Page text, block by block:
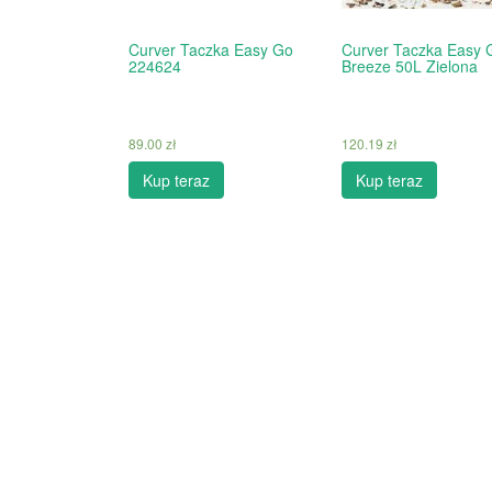
Curver Taczka Easy Go
224624
89.00 zł
Kup teraz
Curver Taczka Easy
Breeze 50L Zielona
120.19 zł
Kup teraz